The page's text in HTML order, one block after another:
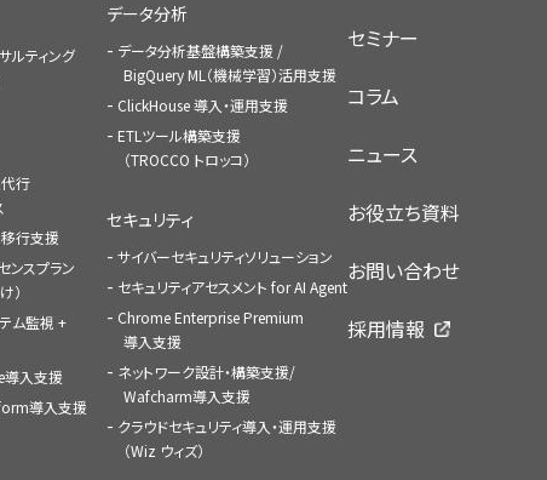
ルティング
行
行支援
ンスプラン
）
ム監視 +
入支援
導入支援
データ分析
データ分析基盤構築支援 /
BigQuery ML（機械学習）活用支援
ClickHouse 導入・運用支援
ETLツール構築支援
（TROCCO トロッコ）
セキュリティ
サイバーセキュリティソリューション
セキュリティアセスメント for AI Agent
Chrome Enterprise Premium
導入支援
ネットワーク設計・構築支援/
Wafcharm導入支援
クラウドセキュリティ導入・運用支援
（Wiz ウィズ）
セミナー
コラム
ニュース
お役立ち資料
お問い合わせ
採用情報